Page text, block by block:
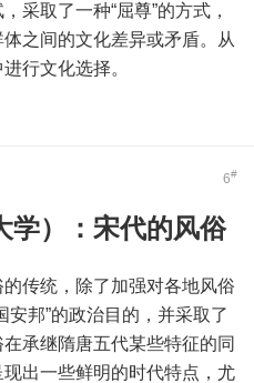
采取了一种“屈尊”的方式，
之间的文化差异或矛盾。从
行文化选择。
6#
学）：宋代的风俗
传统，除了加强对各地风俗
安邦”的政治目的，并采取了
承继隋唐五代某些特征的同
出一些鲜明的时代特点，尤